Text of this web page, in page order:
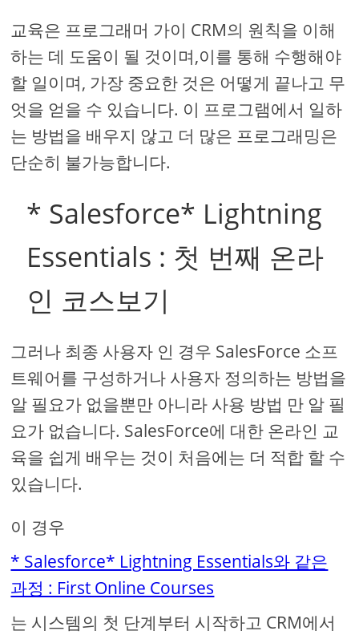
교육은 프로그래머 가이 CRM의 원칙을 이해
하는 데 도움이 될 것이며,이를 통해 수행해야
할 일이며, 가장 중요한 것은 어떻게 끝나고 무
엇을 얻을 수 있습니다. 이 프로그램에서 일하
는 방법을 배우지 않고 더 많은 프로그래밍은
단순히 불가능합니다.
* Salesforce* Lightning
Essentials : 첫 번째 온라
인 코스보기
그러나 최종 사용자 인 경우 SalesForce 소프
트웨어를 구성하거나 사용자 정의하는 방법을
알 필요가 없을뿐만 아니라 사용 방법 만 알 필
요가 없습니다. SalesForce에 대한 온라인 교
육을 쉽게 배우는 것이 처음에는 더 적합 할 수
있습니다.
이 경우
* Salesforce* Lightning Essentials와 같은
과정 : First Online Courses
는 시스템의 첫 단계부터 시작하고 CRM에서